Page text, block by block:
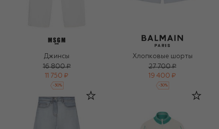
Джинсы
16 800 ₽
11 750 ₽
-30%
Хлопковые шорты
27 700 ₽
19 400 ₽
-30%